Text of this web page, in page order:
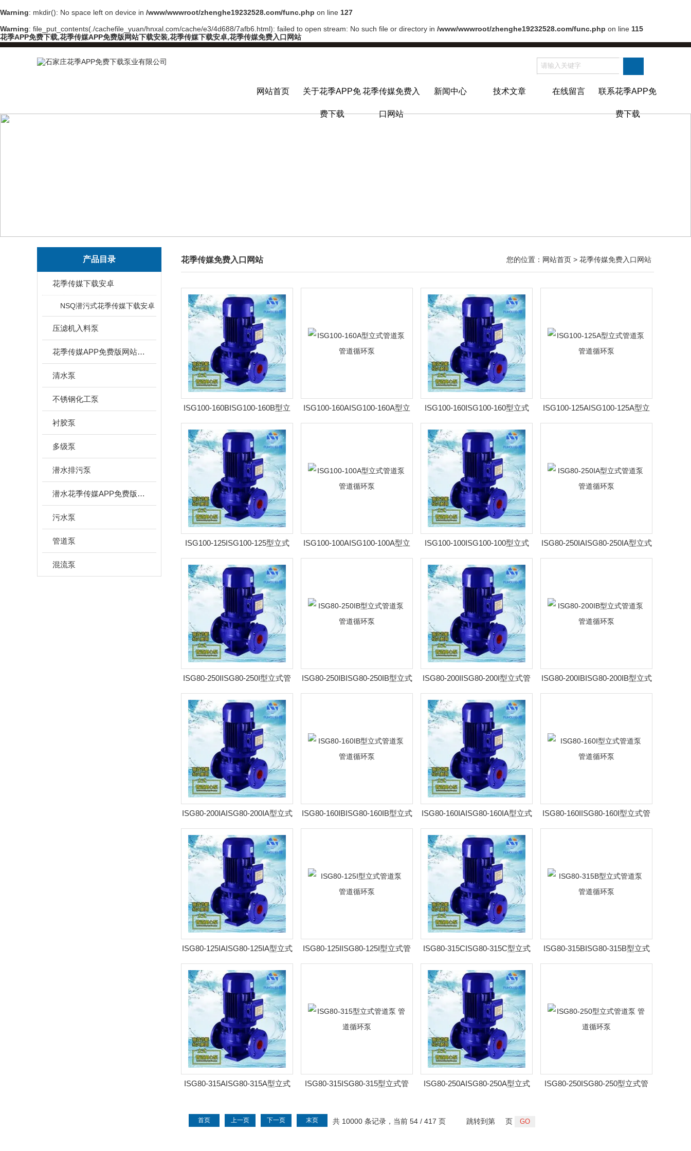
Warning: mkdir(): No space left on device in /www/wwwroot/zhenghe19232528.com/func.php on line 127
Warning: file_put_contents(./cachefile_yuan/hnxal.com/cache/e3/4d688/7afb6.html): failed to open stream: No such file or directory in /www/wwwroot/zhenghe19232528.com/func.php on line 115
花季APP免费下载,花季传媒APP免费版网站下载安装,花季传媒下载安卓,花季传媒免费入口网站
网站首页 关于花季APP免
费下载
花季传媒免费入
口网站
新闻中心 技术文章 在线留言 联系花季APP免
费下载
产品目录
花季传媒下载安卓
NSQ潜污式花季传媒下载安卓
压滤机入料泵
花季传媒APP免费版网站下载安装
清水泵
不锈钢化工泵
衬胶泵
多级泵
潜水排污泵
潜水花季传媒APP免费版网站下载安装
污水泵
管道泵
混流泵
花季传媒免费入口网站 您的位置： 网站首页 > 花季传媒免费入口网站
ISG100-160BISG100-160B型立
式管道泵 管道循环泵
ISG100-160AISG100-160A型立
式管道泵 管道循环泵
ISG100-160ISG100-160型立式
管道泵 管道循环泵
ISG100-125AISG100-125A型立
式管道泵 管道循环泵
ISG100-125ISG100-125型立式
管道泵 管道循环泵
ISG100-100AISG100-100A型立
式管道泵 管道循环泵
ISG100-100ISG100-100型立式
管道泵 管道循环泵
ISG80-250IAISG80-250IA型立式
管道泵 管道循环泵
ISG80-250IISG80-250I型立式管
道泵 管道循环泵
ISG80-250IBISG80-250IB型立式
管道泵 管道循环泵
ISG80-200IISG80-200I型立式管
道泵 管道循环泵
ISG80-200IBISG80-200IB型立式
管道泵 管道循环泵
ISG80-200IAISG80-200IA型立式
管道泵 管道循环泵
ISG80-160IBISG80-160IB型立式
管道泵 管道循环泵
ISG80-160IAISG80-160IA型立式
管道泵 管道循环泵
ISG80-160IISG80-160I型立式管
道泵 管道循环泵
ISG80-125IAISG80-125IA型立式
管道泵 管道循环泵
ISG80-125IISG80-125I型立式管
道泵 管道循环泵
ISG80-315CISG80-315C型立式
管道泵 管道循环泵
ISG80-315BISG80-315B型立式
管道泵 管道循环泵
ISG80-315AISG80-315A型立式
ISG80-315ISG80-315型立式管
ISG80-250AISG80-250A型立式
ISG80-250ISG80-250型立式管
共 10000 条记录，当前 54 / 417 页
首页 上一页 下一页 末页 跳转到第 页